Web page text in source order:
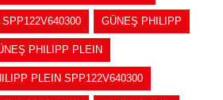
GÜNEŞ PHILIPP
PHILIPP PLEIN
PLEIN SPP122V640300